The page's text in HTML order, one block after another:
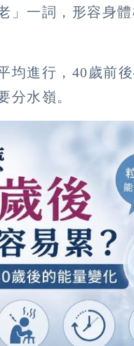
」一詞，形容身
均進行，40歲前
分水嶺。